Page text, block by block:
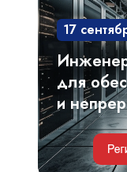
обеспечения
безотказной
и
непрерывной
работы
ЦОД
17
для
и